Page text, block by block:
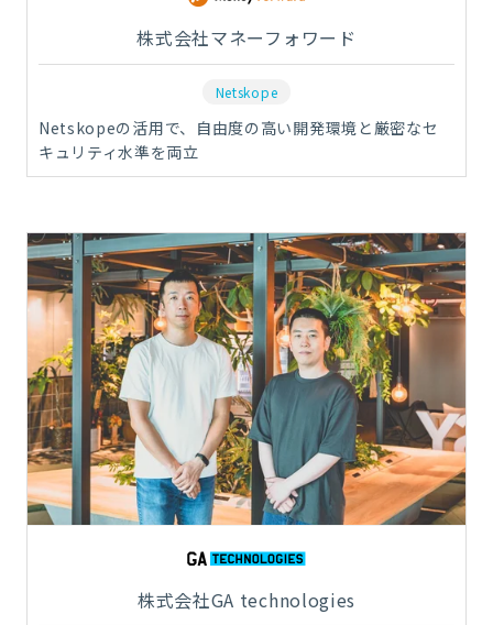
株式会社マネーフォワード
Netskope
Netskopeの活用で、自由度の高い開発環境と厳密なセ
キュリティ水準を両立
株式会社GA technologies